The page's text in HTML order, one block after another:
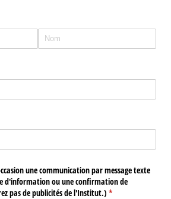
une communication par message texte
d'information ou une confirmation de
pas de publicités de l'Institut.) *
(requis)